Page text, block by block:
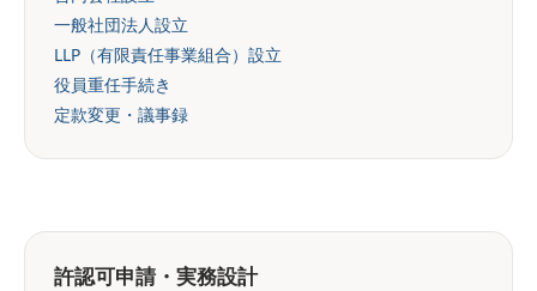
一般社団法人設立
LLP（有限責任事業組合）設立
役員重任手続き
定款変更・議事録
許認可申請・実務設計